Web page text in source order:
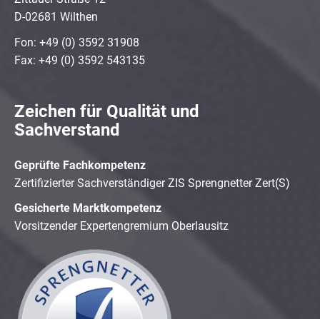
D-02681 Wilthen
Fon: +49 (0) 3592 31908
Fax: +49 (0) 3592 543135
Zeichen für Qualität und
Sachverstand
Geprüfte Fachkompetenz
Zertifizierter Sachverständiger ZIS Sprengnetter Zert(S)
Gesicherte Marktkompetenz
Vorsitzender Expertengremium Oberlausitz